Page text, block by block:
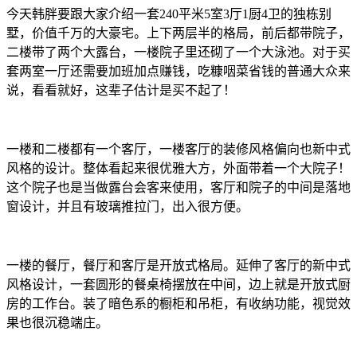
今天韩胖要跟大家介绍一套240平米5室3厅1厨4卫的独栋别
墅，价值千万的大豪宅。上下两层半的格局，前后都带院子，
二楼带了两个大露台，一楼院子里还砌了一个大泳池。对于买
套两室一厅还需要加班加点赚钱，吃糠咽菜省钱的普通大众来
说，看看就好，这辈子估计是买不起了！
一楼和二楼都有一个客厅，一楼客厅的装修风格偏向也新中式
风格的设计。整体看起来很优雅大方，外面带着一个大院子！
这个院子也是当做露台会客来使用，客厅和院子的中间是落地
窗设计，并且有玻璃推拉门，出入很方便。
一楼的餐厅，餐厅和客厅是开放式格局。延伸了客厅的新中式
风格设计，一套圆形的餐桌椅摆放在中间，边上就是开放式厨
房的工作台。装了暗色系的橱柜和吊柜，有收纳功能，视觉效
果也很沉稳端庄。